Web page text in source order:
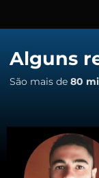
Alguns
São mais de 80